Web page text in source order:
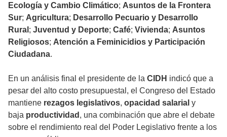
Ecología y Cambio Climático; Asuntos de la Frontera
Sur; Agricultura; Desarrollo Pecuario y Desarrollo
Rural ; Juventud y Deporte; Café; Vivienda; Asuntos
Religiosos; Atención a Feminicidios y Participación
Ciudadana.
En un análisis final el presidente de la CIDH indicó que a
pesar del alto costo presupuestal, el Congreso del Estado
mantiene rezagos legislativos, opacidad salarial y
baja productividad , una combinación que abre el debate
sobre el rendimiento real del Poder Legislativo frente a los